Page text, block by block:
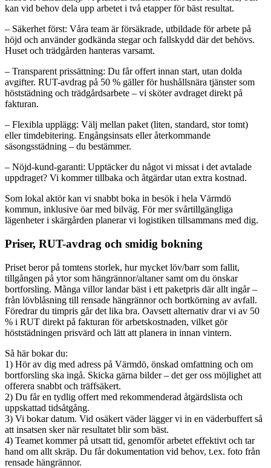
kan vid behov dela upp arbetet i två etapper för bäst resultat.
– Säkerhet först: Våra team är försäkrade, utbildade för arbete på
höjd och använder godkända stegar och fallskydd där det behövs.
Huset och trädgården hanteras varsamt.
– Transparent prissättning: Du får offert innan start, utan dolda
avgifter. RUT-avdrag på 50 % gäller för hushållsnära tjänster som
höststädning och trädgårdsarbete – vi sköter avdraget direkt på
fakturan.
– Flexibla upplägg: Välj mellan paket (liten, standard, stor tomt)
eller timdebitering. Engångsinsats eller återkommande
säsongsstädning – du bestämmer.
– Nöjd-kund-garanti: Upptäcker du något vi missat i det avtalade
uppdraget? Vi kommer tillbaka och åtgärdar utan extra kostnad.
Som lokal aktör kan vi snabbt boka in besök i hela Värmdö
kommun, inklusive öar med bilväg. För mer svårtillgängliga
lägenheter i skärgården planerar vi logistiken tillsammans med dig.
Priser, RUT-avdrag och smidig bokning
Priset beror på tomtens storlek, hur mycket löv/barr som fallit,
tillgången på ytor som hängrännor/altaner samt om du önskar
bortforsling. Många villor landar bäst i ett paketpris där allt ingår –
från lövblåsning till rensade hängrännor och bortkörning av avfall.
Föredrar du timpris går det lika bra. Oavsett alternativ drar vi av 50
% i RUT direkt på fakturan för arbetskostnaden, vilket gör
höststädningen prisvärd och lätt att planera in innan vintern.
Så här bokar du:
1) Hör av dig med adress på Värmdö, önskad omfattning och om
bortforsling ska ingå. Skicka gärna bilder – det ger oss möjlighet att
offerera snabbt och träffsäkert.
2) Du får en tydlig offert med rekommenderad åtgärdslista och
uppskattad tidsåtgång.
3) Vi bokar datum. Vid osäkert väder lägger vi in en väderbuffert så
att insatsen sker när resultatet blir som bäst.
4) Teamet kommer på utsatt tid, genomför arbetet effektivt och tar
hand om allt skräp. Du får dokumentation vid behov, t.ex. foto från
rensade hängrännor.